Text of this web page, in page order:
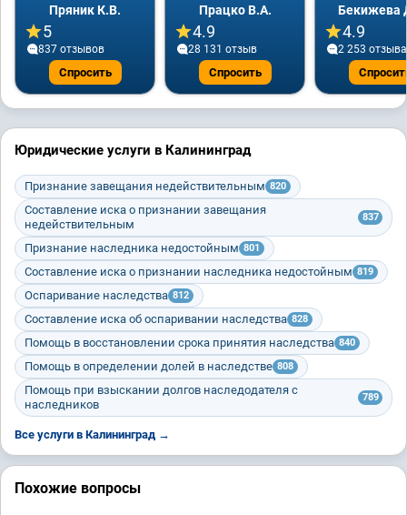
Пряник К.В.
5
837 отзывов
Спросить
Працко В.А.
4.9
28 131 отзыв
Спросить
Бекижева
4.9
2 253 отзывa
Юридические услуги в Калининград
Признание завещания недействительным 820
Составление иска о признании завещания
недействительным
837
Признание наследника недостойным 801
Составление иска о признании наследника недостойным 819
Оспаривание наследства 812
Составление иска об оспаривании наследства 828
Помощь в восстановлении срока принятия наследства 840
Помощь в определении долей в наследстве 808
Помощь при взыскании долгов наследодателя с
наследников
789
Все услуги в Калининград →
Похожие вопросы